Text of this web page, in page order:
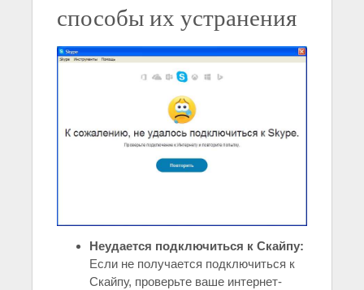
способы их устранения
Неудается подключиться к Скайпу:
Если не получается подключиться к
Скайпу, проверьте ваше интернет-